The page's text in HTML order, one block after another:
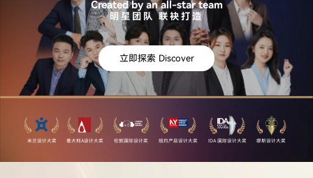
Created by an all-star team
明星团队 联袂打造
立即探索 Discover
米兰设计大奖 意大利A设计大奖 伦敦国际设计奖 纽约产品设计大奖 IDA 国际设计大奖 缪斯设计大奖